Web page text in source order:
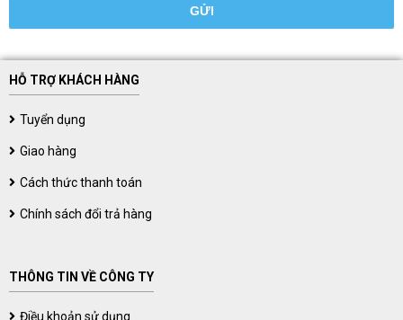
HỖ TRỢ KHÁCH HÀNG
Tuyển dụng
Giao hàng
Cách thức thanh toán
Chính sách đổi trả hàng
THÔNG TIN VỀ CÔNG TY
Điều khoản sử dụng